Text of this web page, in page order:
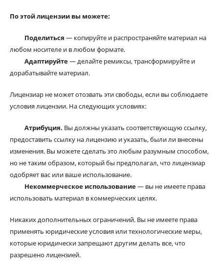
По этой лицензии вы можете:
Поделиться — копируйте и распространяйте материал на
любом носителе и в любом формате.
Адаптируйте— делайте ремиксы, трансформируйте и
дорабатывайте материал.
Лицензиар не может отозвать эти свободы, если вы соблюдаете
условия лицензии. На следующих условиях:
Атрибуция. Вы должны указать соответствующую ссылку,
предоставить ссылку на лицензию и указать, были ли внесены
изменения. Вы можете сделать это любым разумным способом,
но не таким образом, который бы предполагал, что лицензиар
одобряет вас или ваше использование.
Некоммерческое использование— вы не имеете права
использовать материал в коммерческих целях.
Никаких дополнительных ограничений. Вы не имеете права
применять юридические условия или технологические меры,
которые юридически запрещают другим делать все, что
разрешено лицензией.